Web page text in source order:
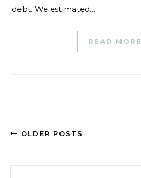
debt. We estimated…
READ MORE
OLDER POSTS